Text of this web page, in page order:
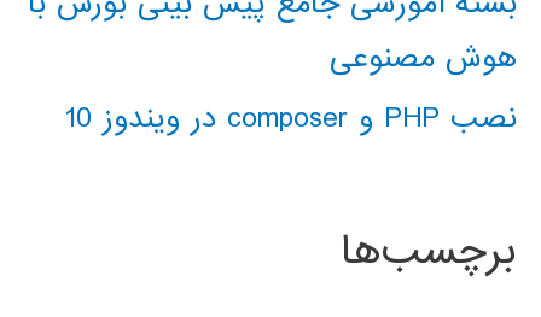
هوش مصنوعی
نصب PHP و composer در ویندوز 10
برچسب‌ها